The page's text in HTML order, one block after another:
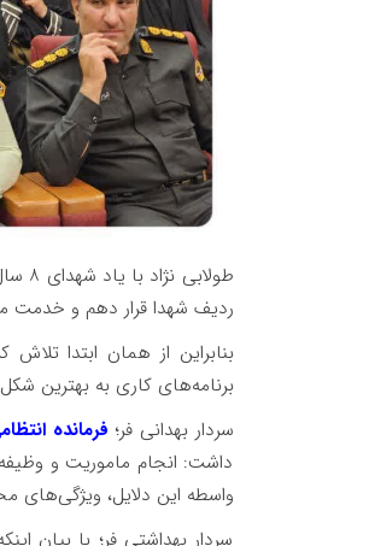
ردیف شهدا قرار دهم و خدمت
بنابراین از همان ابتدا
برنامه‌های کاری به بهترین
سردار بهدانی فر؛ فرمانده
داشت: انجام ماموریت و
واسطه این دلایل، ویژگی‌های
سردار بهداشتی فر؛ با بیان